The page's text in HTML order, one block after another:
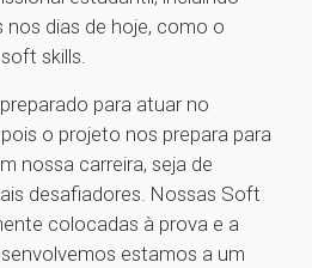
dias de hoje, como o
skills.
para atuar no
o projeto nos prepara para
nossa carreira, seja de
desafiadores. Nossas Soft
colocadas à prova e a
estamos a um